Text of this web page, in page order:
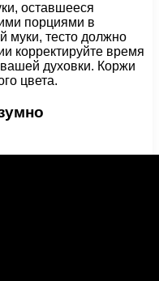
оставшееся
порциями в
муки, тесто должно
корректируйте время
духовки. Коржи
цвета.